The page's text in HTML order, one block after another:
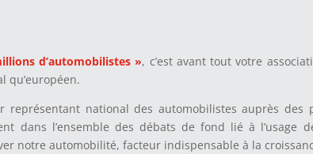
d’automobilistes », c’est avant tout votre
qu’européen.
représentant national des automobilistes auprès
dans l’ensemble des débats de fond lié à l’usage
notre automobilité, facteur indispensable à la